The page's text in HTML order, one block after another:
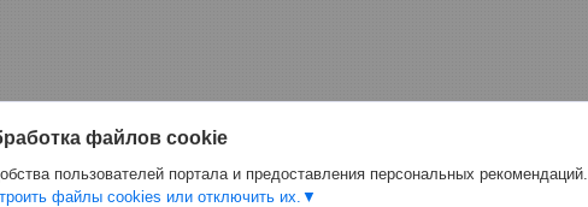
файлов cookie
пользователей портала и предоставления персональных рекомендаций.
файлы cookies или отключить их.